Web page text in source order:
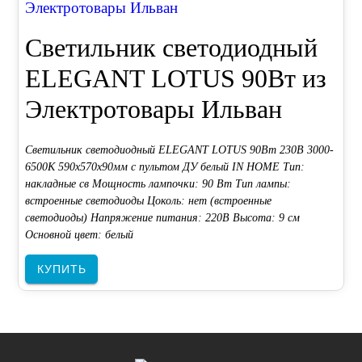
Электротовары Ильван
Светильник светодиодный
ELEGANT LOTUS 90Вт из
Электротовары Ильван
Светильник светодиодный ELEGANT LOTUS 90Вт 230В 3000-
6500K 590х570х90мм c пультом ДУ белый IN HOME Тип:
накладные св Мощность лампочки: 90 Вт Тип лампы:
встроенные светодиоды Цоколь: нет (встроенные
светодиоды) Напряжение питания: 220В Высота: 9 см
Основной цвет: белый
КУПИТЬ